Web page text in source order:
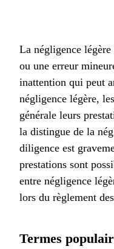
La négligence
ou une erreur
inattention qui peut
négligence légère,
générale leurs
la distingue de la
diligence est
prestations sont
entre négligence
lors du règlement
Termes